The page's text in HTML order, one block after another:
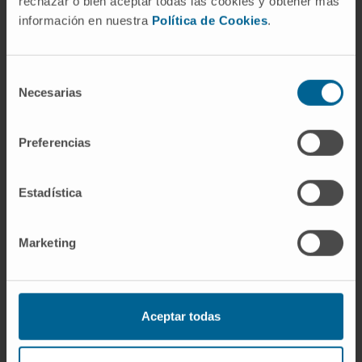
información en nuestra Política de Cookies.
Necesarias
Preferencias
Estadística
Marketing
Aceptar todas
genóforos lineales), pero constituyen la
material genético de la bacteria?
necesarios para la vida de la célula. Los
suplementarios que confieren ventajas
adaptativas en ambientes concretos, pero no
bacterianos en el nucleoide
Disponible en:https://espanol.libretexts.org